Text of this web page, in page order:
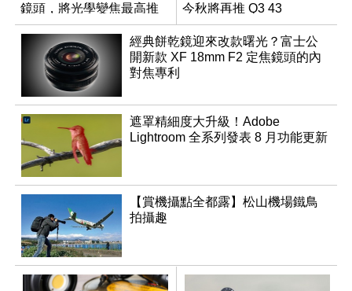
鏡頭，將光學變焦最高推
升至 16 倍
今秋將再推 Q3 43
Monochrom
經典餅乾鏡迎來改款曙光？富士公
開新款 XF 18mm F2 定焦鏡頭的內
對焦專利
遮罩精細度大升級！Adobe
Lightroom 全系列發表 8 月功能更新
【賞機攝點全都露】松山機場鐵鳥
拍攝趣